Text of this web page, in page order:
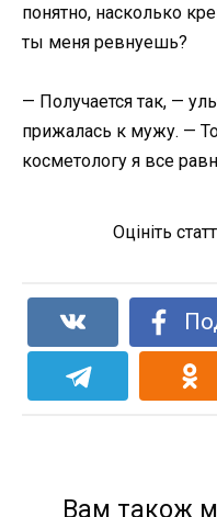
понятно, насколько
ты меня ревнуешь?
— Получается так, —
прижалась к мужу. —
косметологу я все
Оцініть
Вам також